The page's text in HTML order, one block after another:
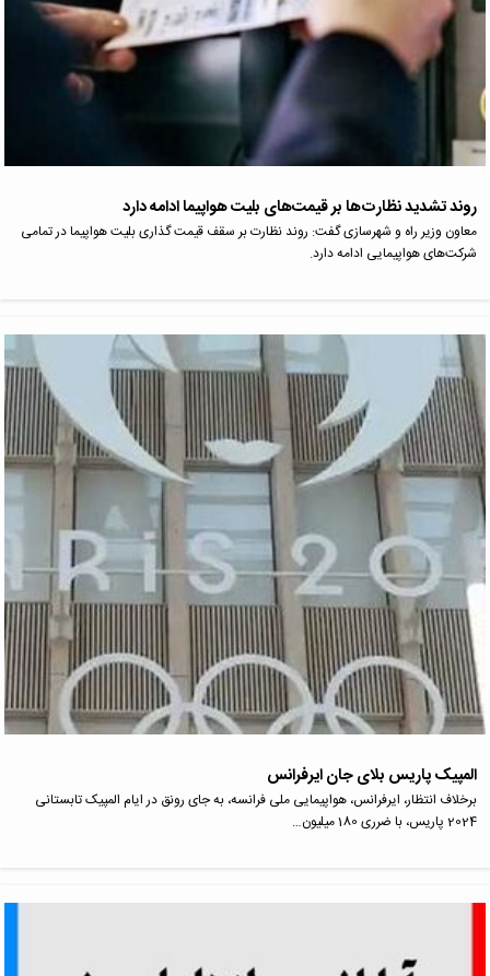
روند تشدید نظارت‌ها بر قیمت‌های بلیت هواپیما ادامه دارد
معاون وزیر راه و شهرسازی گفت: روند نظارت بر سقف قیمت گذاری بلیت هواپیما در تمامی
شرکت‌های هواپیمایی ادامه دارد.
المپیک پاریس بلای جان ایرفرانس
برخلاف انتظار، ایرفرانس، هواپیمایی ملی فرانسه، به جای رونق در ایام المپیک تابستانی
2024 پاریس، با ضرری 180 میلیون…